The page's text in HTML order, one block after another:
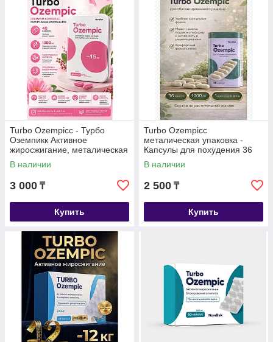
Turbo Ozempicc - Турбо
Оземпикк Активное
жиросжигание, металическая
коробка, капсулы для
похудения 40 капсул
В наличии
3 000 ₸
Купить
Turbo Ozempicc
металическая упаковка -
Капсулы для похудения 36
капсул
В наличии
2 500 ₸
Купить